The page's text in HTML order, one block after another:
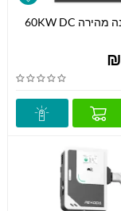
עמדה טעינה מהירה 60KW DC
₪